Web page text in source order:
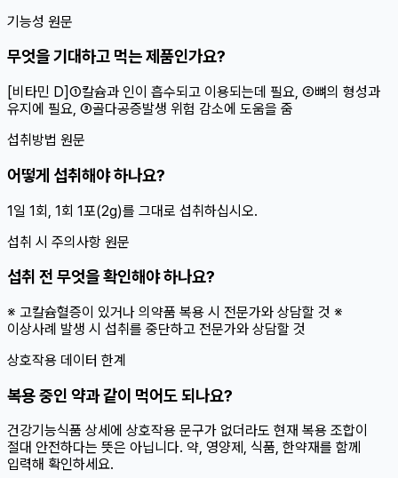
기능성 원문
무엇을 기대하고 먹는 제품인가요?
[비타민 D]①칼슘과 인이 흡수되고 이용되는데 필요, ②뼈의 형성과
유지에 필요, ③골다공증발생 위험 감소에 도움을 줌
섭취방법 원문
어떻게 섭취해야 하나요?
1일 1회, 1회 1포(2g)를 그대로 섭취하십시오.
섭취 시 주의사항 원문
섭취 전 무엇을 확인해야 하나요?
※ 고칼슘혈증이 있거나 의약품 복용 시 전문가와 상담할 것 ※
이상사례 발생 시 섭취를 중단하고 전문가와 상담할 것
상호작용 데이터 한계
복용 중인 약과 같이 먹어도 되나요?
건강기능식품 상세에 상호작용 문구가 없더라도 현재 복용 조합이
절대 안전하다는 뜻은 아닙니다. 약, 영양제, 식품, 한약재를 함께
입력해 확인하세요.